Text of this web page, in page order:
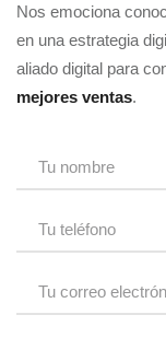
Nos emociona
en una estrategia
aliado digital para
mejores ventas.